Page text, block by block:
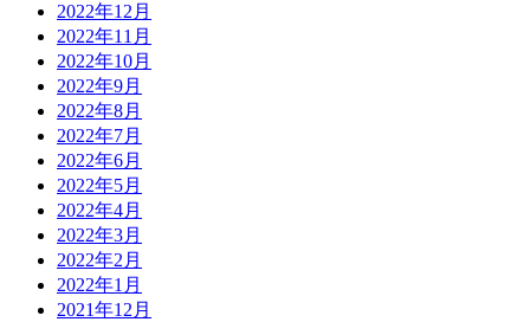
2022年12月
2022年11月
2022年10月
2022年9月
2022年8月
2022年7月
2022年6月
2022年5月
2022年4月
2022年3月
2022年2月
2022年1月
2021年12月